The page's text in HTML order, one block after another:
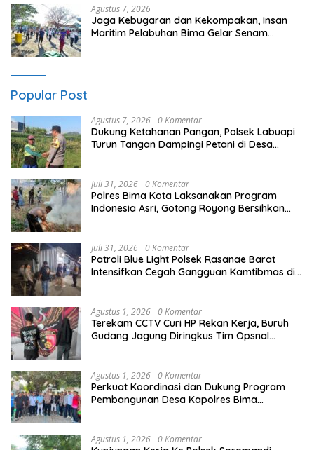
Agustus 7, 2026
Jaga Kebugaran dan Kekompakan, Insan
Maritim Pelabuhan Bima Gelar Senam
Popular Post
Agustus 7, 2026 0 Komentar
Dukung Ketahanan Pangan, Polsek Labuapi
Turun Tangan Dampingi Petani di Desa
Juli 31, 2026 0 Komentar
Polres Bima Kota Laksanakan Program
Indonesia Asri, Gotong Royong Bersihkan
Juli 31, 2026 0 Komentar
Patroli Blue Light Polsek Rasanae Barat
Intensifkan Cegah Gangguan Kamtibmas di
Agustus 1, 2026 0 Komentar
Terekam CCTV Curi HP Rekan Kerja, Buruh
Gudang Jagung Diringkus Tim Opsnal
Agustus 1, 2026 0 Komentar
Perkuat Koordinasi dan Dukung Program
Pembangunan Desa Kapolres Bima
Agustus 1, 2026 0 Komentar